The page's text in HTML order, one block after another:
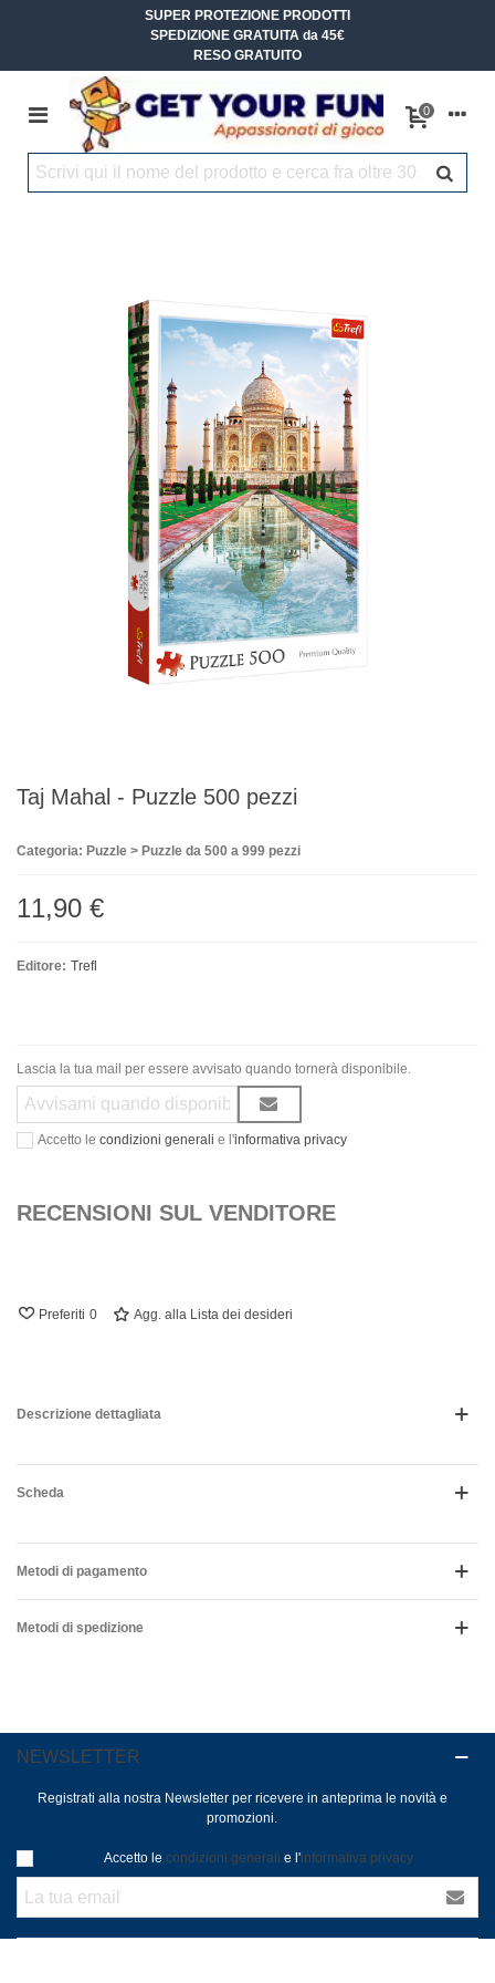
SUPER PROTEZIONE PRODOTTI
SPEDIZIONE GRATUITA da 45€
RESO GRATUITO
0
Taj Mahal - Puzzle 500 pezzi
Categoria: Puzzle > Puzzle da 500 a 999 pezzi
11,90 €
Editore: Trefl
Lascia la tua mail per essere avvisato quando tornerà disponibile.
Accetto le condizioni generali e l'informativa privacy
RECENSIONI SUL VENDITORE
Preferiti 0 Agg. alla Lista dei desideri
Descrizione dettagliata
Scheda
Metodi di pagamento
Metodi di spedizione
NEWSLETTER
Registrati alla nostra Newsletter per ricevere in anteprima le novità e
promozioni.
Accetto le condizioni generali e l'informativa privacy